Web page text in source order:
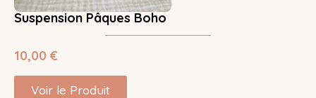
Suspension Pâques Boho
10,00 €
Voir le Produit